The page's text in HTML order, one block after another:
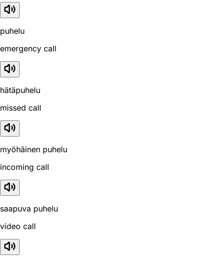
puhelu
emergency call
hätäpuhelu
missed call
myöhäinen puhelu
incoming call
saapuva puhelu
video call